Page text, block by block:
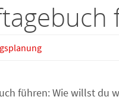
führen: Wie willst du